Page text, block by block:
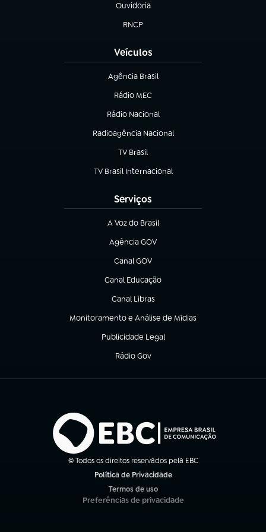
Ouvidoria
(abre em nova aba)
RNCP
(abre em nova aba)
Veículos
Agência Brasil
(abre em nova aba)
Rádio MEC
(abre em nova aba)
Rádio Nacional
Radioagência Nacional
(abre em nova aba)
TV Brasil
(abre em nova aba)
TV Brasil Internacional
(abre em nova aba)
Serviços
A Voz do Brasil
(abre em nova aba)
Agência GOV
(abre em nova aba)
Canal GOV
(abre em nova aba)
Canal Educação
(abre em nova aba)
Canal Libras
(abre em nova aba)
Monitoramento e Análise de Mídias
(abre em nova aba)
Publicidade Legal
(abre em nova aba)
Rádio Gov
(abre em nova aba)
© Todos os direitos reservados pela EBC
Política de Privacidade
Termos de uso
(abre em nova aba)
Preferências de privacidade